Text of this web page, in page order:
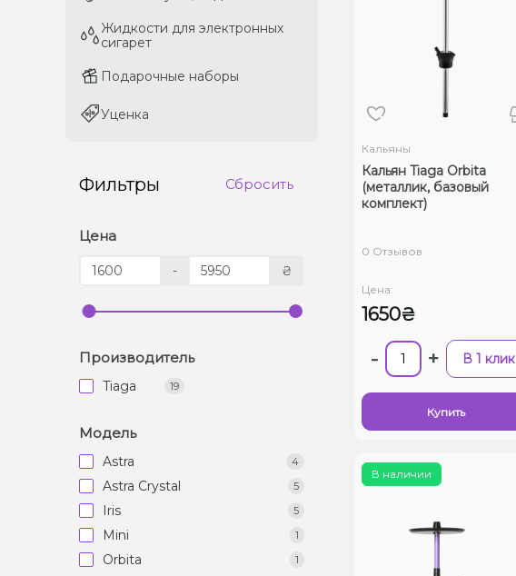
Жидкости для электронных
сигарет
Подарочные наборы
Уценка
Жидкости для электронных
сигарет
Подарочные наборы
Уценка
Фильтры Сбросить
Цена
- ₴
Производитель
Tiaga 19
Модель
Astra 4
Astra Crystal 5
Iris 5
Mini 1
Orbita 1
Кальяны
Кальян Tiaga Orbita
(металлик, базовый
комплект)
0 Отзывов
Цена:
1650₴
- + В 1 клик
Купить
В наличии